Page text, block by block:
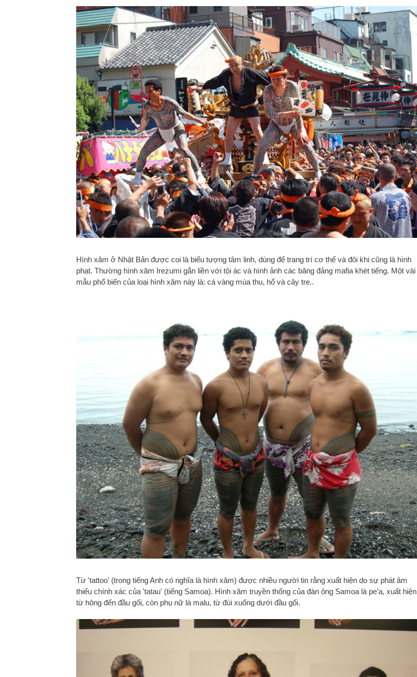
Hình xăm ở Nhật Bản được coi là biểu tượng tâm linh, dùng để trang trí cơ thể và đôi khi cũng là hình
phạt. Thường hình xăm Irezumi gắn liền với tội ác và hình ảnh các băng đảng mafia khét tiếng. Một vài
mẫu phổ biến của loại hình xăm này là: cá vàng mùa thu, hổ và cây tre..
Từ 'tattoo' (trong tiếng Anh có nghĩa là hình xăm) được nhiều người tin rằng xuất hiện do sự phát âm
thiếu chính xác của 'tatau' (tiếng Samoa). Hình xăm truyền thống của đàn ông Samoa là pe’a, xuất hiện
từ hông đến đầu gối, còn phụ nữ là malu, từ đùi xuống dưới đầu gối.